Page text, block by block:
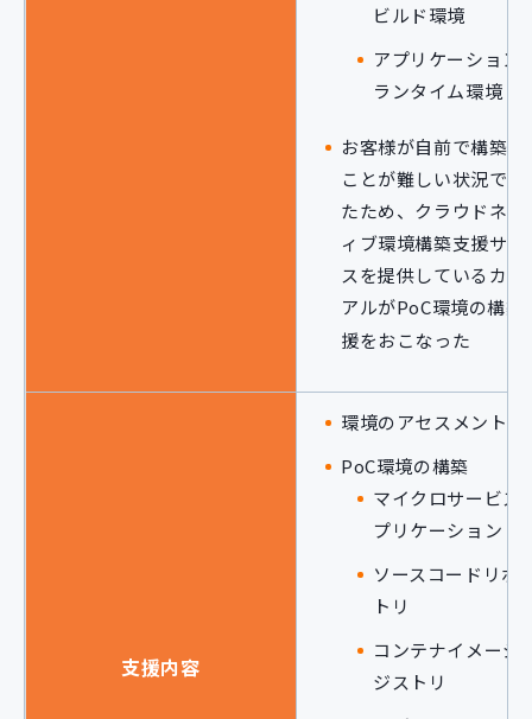
ビルド環境
アプリケーション
ランタイム環境
お客様が自前で構築す
ことが難しい状況であ
たため、クラウドネイ
ィブ環境構築支援サー
スを提供しているカサ
アルがPoC環境の構築
援をおこなった
支援内容
環境のアセスメント
PoC環境の構築
マイクロサービス
プリケーション
ソースコードリポ
トリ
コンテナイメージ
ジストリ